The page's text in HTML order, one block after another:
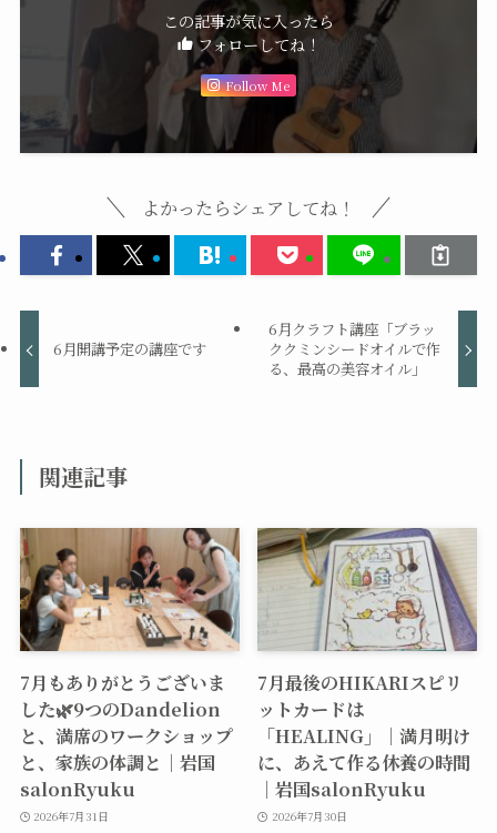
この記事が気に入ったら
フォローしてね！
Follow Me
よかったらシェアしてね！
6月開講予定の講座です
6月クラフト講座「ブラッ
ククミンシードオイルで作
る、最高の美容オイル」
関連記事
7月もありがとうございま
した🌿9つのDandelion
と、満席のワークショップ
と、家族の体調と｜岩国
salonRyuku
2026年7月31日
7月最後のHIKARIスピリ
ットカードは
「HEALING」｜満月明け
に、あえて作る休養の時間
｜岩国salonRyuku
2026年7月30日